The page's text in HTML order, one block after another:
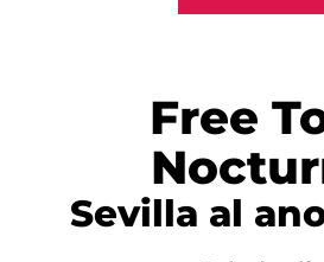
Free
Sevilla al